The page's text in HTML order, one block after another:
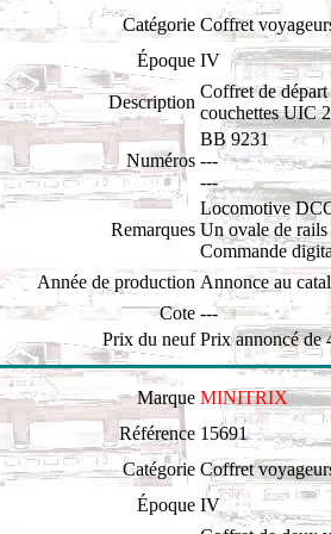
Catégorie Coffret
Époque IV
Description
Coffret de
couchettes UIC
Numéros
BB 9231
---
---
Remarques
Locomotive
Un ovale de rails
Commande
Année de production Annonce au
Cote ---
Prix du neuf Prix annoncé de
Marque MINITRIX
Référence 15691
Catégorie Coffret
Époque IV